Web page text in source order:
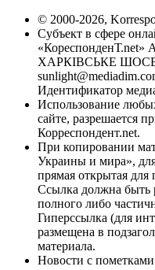
© 2000-2026,
Субъект в сфере
«КореспонденТ.net»
ХАРКІВСЬКЕ ШОСЕ,
Идентификатор
Использование
сайте, разрешается
Корреспондент.net.
При копировании
Украины и мира»,
прямая открытая для
Ссылка должна быть
полного либо
Гиперссылка (для
размещена в
материала.
Новости с